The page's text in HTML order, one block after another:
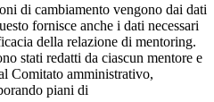
di cambiamento vengono dai dati
fornisce anche i dati necessari
della relazione di mentoring.
stati redatti da ciascun mentore e
Comitato amministrativo,
piani di